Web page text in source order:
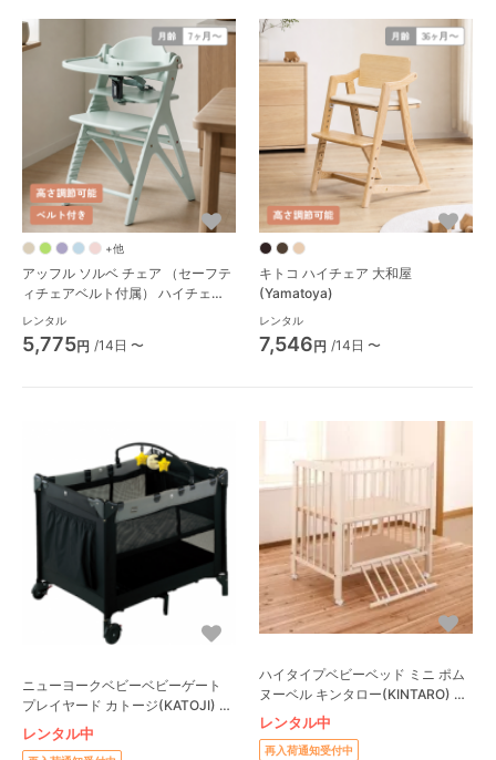
+他
アッフル ソルベ チェア （セーフテ
ィチェアベルト付属） ハイチェア
大和屋(Yamatoya)
レンタル
5,775円 /14日 〜
キトコ ハイチェア 大和屋
(Yamatoya)
レンタル
7,546円 /14日 〜
ニューヨークベビーベビーゲート
プレイヤード カトージ(KATOJI) プ
レイヤード
レンタル中
ハイタイプベビーベッド ミニ ポム
ヌーベル キンタロー(KINTARO) ミ
ニサイズ/コンパクトベビーベッド
レンタル中
再入荷通知受付中